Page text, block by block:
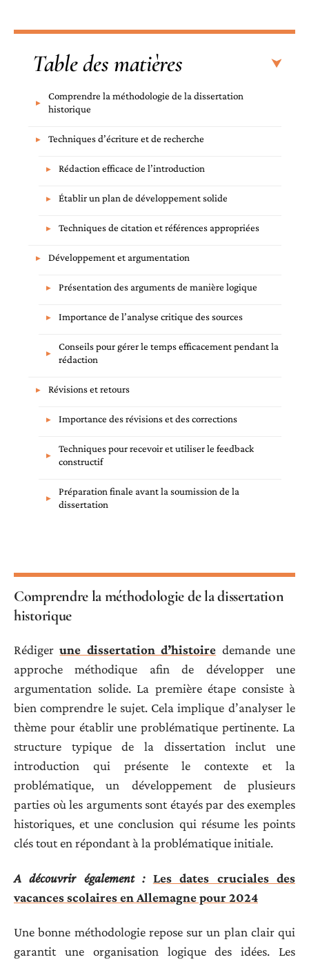
Table des matières
Comprendre la méthodologie de la dissertation
historique
Techniques d’écriture et de recherche
Rédaction efficace de l’introduction
Établir un plan de développement solide
Techniques de citation et références appropriées
Développement et argumentation
Présentation des arguments de manière logique
Importance de l’analyse critique des sources
Conseils pour gérer le temps efficacement pendant la
rédaction
Révisions et retours
Importance des révisions et des corrections
Techniques pour recevoir et utiliser le feedback
constructif
Préparation finale avant la soumission de la
dissertation
Comprendre la méthodologie de la dissertation
historique
Rédigerune dissertation d’histoire demande une
approche méthodique afin de développer une
argumentation solide. La première étape consiste à
bien comprendre le sujet. Cela implique d’analyser le
thème pour établir une problématique pertinente. La
structure typique de la dissertation inclut une
introduction qui présente le contexte et la
problématique, un développement de plusieurs
parties où les arguments sont étayés par des exemples
historiques, et une conclusion qui résume les points
clés tout en répondant à la problématique initiale.
A découvrir également : Les dates cruciales des
vacances scolaires en Allemagne pour 2024
Une bonne méthodologie repose sur un plan clair qui
garantit une organisation logique des idées. Les